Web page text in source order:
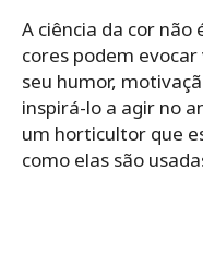
A ciência da cor
cores podem
seu humor,
inspirá-lo a agir no
um horticultor que
como elas são